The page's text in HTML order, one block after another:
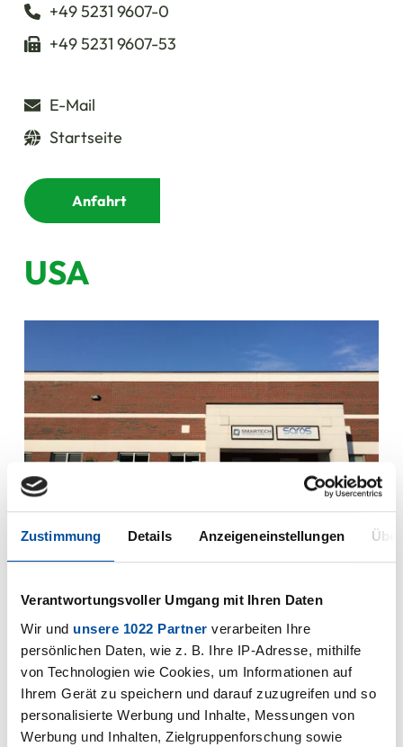
Zustimmung Details Anzeigeneinstellungen
Verantwortungsvoller Umgang mit Ihren Daten
Wir und unsere 1022 Partner verarbeiten Ihre
persönlichen Daten, wie z. B. Ihre IP-Adresse, mithilfe
von Technologien wie Cookies, um Informationen auf
Ihrem Gerät zu speichern und darauf zuzugreifen und so
personalisierte Werbung und Inhalte, Messungen von
Werbung und Inhalten, Zielgruppenforschung sowie
+49 5231 9607-0
+49 5231 9607-53
E-Mail
Startseite
Anfahrt
USA
Smartech International LP
3120 Latrobe Drive, Unit 260
Charlotte, NC 28211